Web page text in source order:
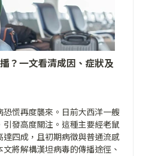
？一文看清成因、症狀及
慌再度襲來。日前大西洋一艘
發高度關注。這種主要經老鼠
四成，且初期病徵與普通流感
將解構漢坦病毒的傳播途徑、